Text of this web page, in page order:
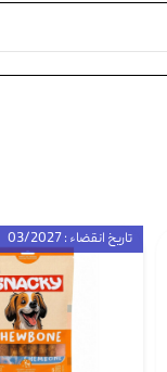
تاریخ انقضاء : 03/2027